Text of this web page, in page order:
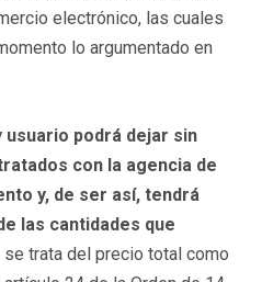
electrónico, las cuales
lo argumentado en
usuario podrá dejar sin
con la agencia de
y, de ser así, tendrá
las cantidades que
trata del precio total como